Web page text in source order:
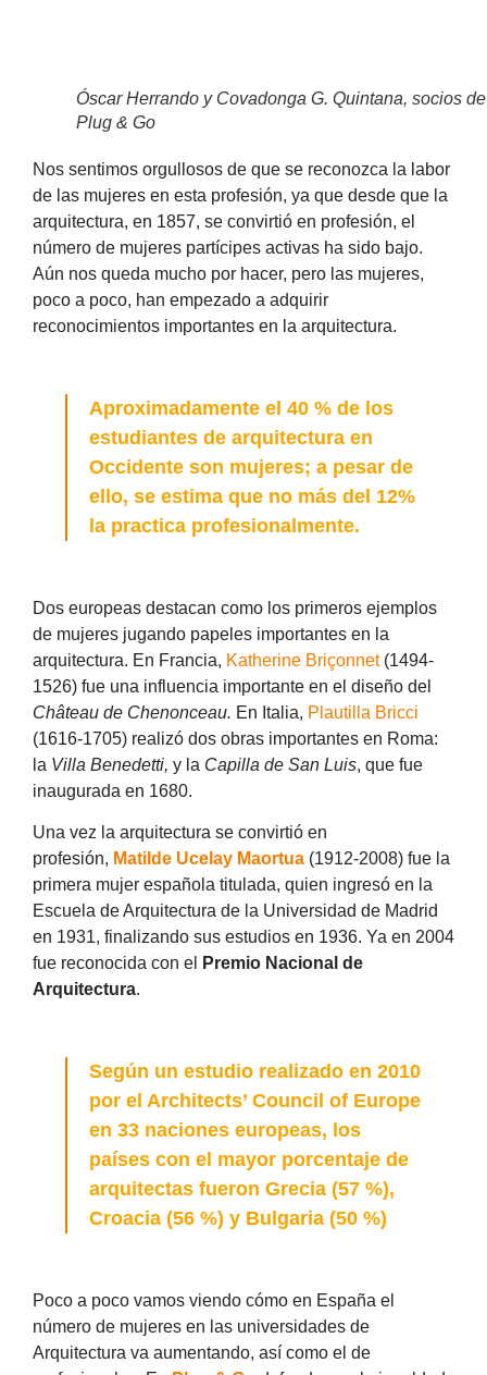
Óscar Herrando y Covadonga G. Quintana, socios de
Plug & Go
Nos sentimos orgullosos de que se reconozca la labor
de las mujeres en esta profesión, ya que desde que la
arquitectura, en 1857, se convirtió en profesión, el
número de mujeres partícipes activas ha sido bajo.
Aún nos queda mucho por hacer, pero las mujeres,
poco a poco, han empezado a adquirir
reconocimientos importantes en la arquitectura.
Aproximadamente el 40 % de los
estudiantes de arquitectura en
Occidente son mujeres; a pesar de
ello, se estima que no más del 12%
la practica profesionalmente.
Dos europeas destacan como los primeros ejemplos
de mujeres jugando papeles importantes en la
arquitectura. En Francia, Katherine Briçonnet(1494-
1526) fue una influencia importante en el diseño del
Château de Chenonceau. En Italia, Plautilla Bricci
(1616-1705) realizó dos obras importantes en Roma:
la Villa Benedetti, y la Capilla de San Luis, que fue
inaugurada en 1680.
Una vez la arquitectura se convirtió en
profesión, Matilde Ucelay Maortua (1912-2008) fue la
primera mujer española titulada, quien ingresó en la
Escuela de Arquitectura de la Universidad de Madrid
en 1931, finalizando sus estudios en 1936. Ya en 2004
fue reconocida con el
Premio Nacional de
Arquitectura.
Según un estudio realizado en 2010
por el Architects’ Council of Europe
en 33 naciones europeas, los
países con el mayor porcentaje de
arquitectas fueron Grecia (57 %),
Croacia (56 %) y Bulgaria (50 %)
Poco a poco vamos viendo cómo en España el
número de mujeres en las universidades de
Arquitectura va aumentando, así como el de